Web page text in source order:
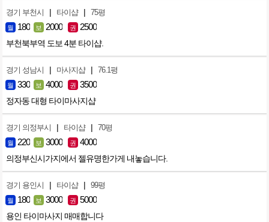
경기 부천시 | 타이샵 | 75평
월 180 보 2000 권 2500
부천북부역 도보 4분 타이샵.
경기 성남시 | 마사지샵 | 76.1평
월 330 보 4000 권 3500
정자동 대형 타이마사지샵
경기 의정부시 | 타이샵 | 70평
월 220 보 3000 권 4000
의정부신시가지에서 젤유명한가게 내놓습니다.
경기 용인시 | 타이샵 | 99평
월 180 보 3000 권 5000
용인 타이마사지 매매합니다